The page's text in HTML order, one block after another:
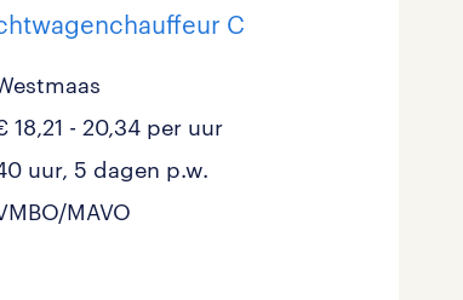
C
18,21 - 20,34 per uur
uur, 5 dagen p.w.
MAVO